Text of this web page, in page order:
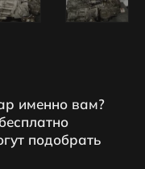
именно вам?
подобрать